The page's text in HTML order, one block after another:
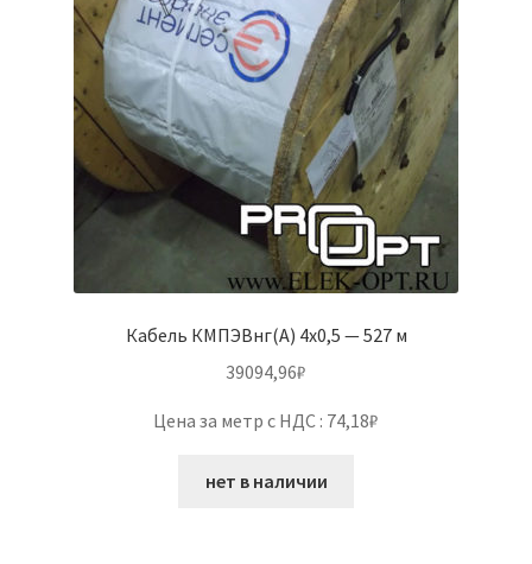
Кабель КМПЭВнг(А) 4х0,5 — 527 м
39094,96₽
Цена за метр с НДС : 74,18₽
нет в наличии